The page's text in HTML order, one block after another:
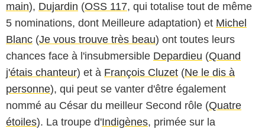
main), Dujardin (OSS 117, qui totalise tout de même
5 nominations, dont Meilleure adaptation) et Michel
Blanc (Je vous trouve très beau) ont toutes leurs
chances face à l'insubmersible Depardieu (Quand
j'étais chanteur) et à François Cluzet (Ne le dis à
personne), qui peut se vanter d'être également
nommé au César du meilleur Second rôle (Quatre
étoiles). La troupe d'Indigènes, primée sur la